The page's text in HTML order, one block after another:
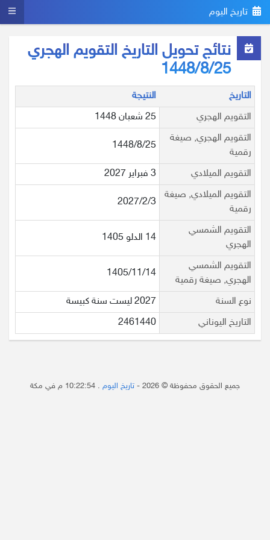
تاريخ اليوم
نتائج تحويل التاريخ التقويم الهجري
1448/8/25
التاريخ
النتيجة
التقويم الهجري
25 شعبان 1448
التقويم الهجري, صيغة
رقمية
1448/8/25
التقويم الميلادي
3 فبراير 2027
التقويم الميلادي, صيغة
رقمية
2027/2/3
التقويم الشمسي
الهجري
14 الدلو 1405
التقويم الشمسي
الهجري, صيغة رقمية
1405/11/14
نوع السنة
2027 ليست سنة كبيسة
التاريخ اليوناني
2461440
جميع الحقوق محفوظة © 2026 - تاريخ اليوم . 10:22:54 م في مكة